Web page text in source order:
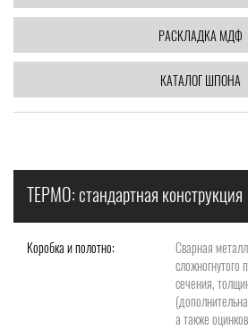
РАСКЛАДКА МДФ
КАТАЛОГ ШПОНА
ТЕРМО: стандартная конструкция
Коробка и полотно:
Сварная
сложногнутого
сечения,
а также